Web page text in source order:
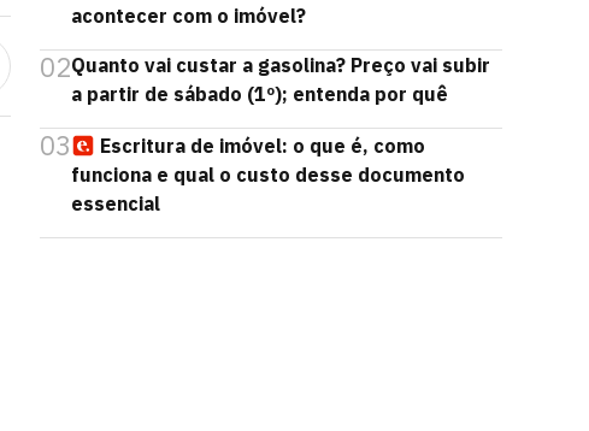
acontecer com o imóvel?
02Quanto vai custar a gasolina? Preço vai subir
a partir de sábado (1º); entenda por quê
03
Escritura de imóvel: o que é, como
funciona e qual o custo desse documento
essencial